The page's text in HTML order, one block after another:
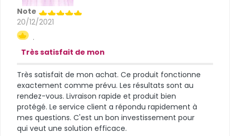
Note
20/12/2021
.
Très satisfait de mon
Très satisfait de mon achat. Ce produit fonctionne
exactement comme prévu. Les résultats sont au
rendez-vous. Livraison rapide et produit bien
protégé. Le service client a répondu rapidement à
mes questions. C'est un bon investissement pour
qui veut une solution efficace.